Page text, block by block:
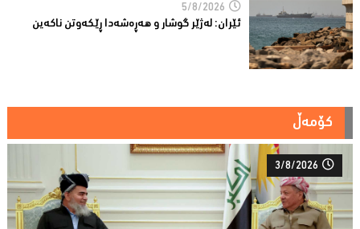
5/8/2026
ئێران: له‌ژێر گوشار و هەڕەشەدا ڕێکەوتن ناکەین
کۆمەڵ
3/8/2026